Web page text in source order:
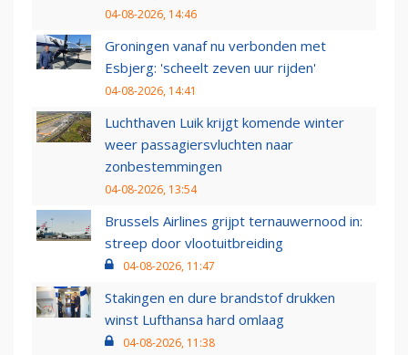
04-08-2026, 14:46
Groningen vanaf nu verbonden met
Esbjerg: 'scheelt zeven uur rijden'
04-08-2026, 14:41
Luchthaven Luik krijgt komende winter
weer passagiersvluchten naar
zonbestemmingen
04-08-2026, 13:54
Brussels Airlines grijpt ternauwernood in:
streep door vlootuitbreiding
04-08-2026, 11:47
Stakingen en dure brandstof drukken
winst Lufthansa hard omlaag
04-08-2026, 11:38